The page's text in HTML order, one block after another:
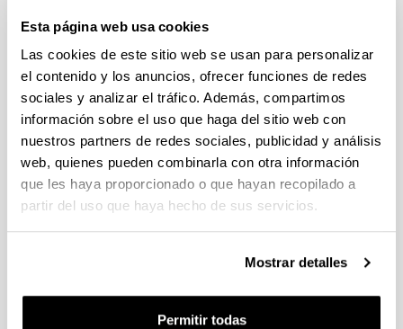
Esta página web usa cookies
Las cookies de este sitio web se usan para personalizar
el contenido y los anuncios, ofrecer funciones de redes
sociales y analizar el tráfico. Además, compartimos
información sobre el uso que haga del sitio web con
nuestros partners de redes sociales, publicidad y análisis
web, quienes pueden combinarla con otra información
que les haya proporcionado o que hayan recopilado a
partir del uso que haya hecho de sus servicios.
Mostrar detalles
Permitir todas
Opposite phenological responses
of zooplankton to climate along a
latitudinal gradient through the
European shelf
Autoría:
Uriarte, I., Villate, F., Iriarte, A., Fanjul, A., Atkinson, A.,
Cook, K.
Año:
2021
Factor de impacto: